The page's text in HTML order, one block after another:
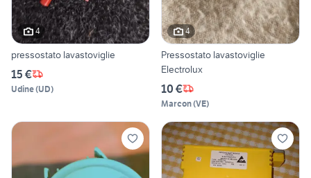
4
pressostato lavastoviglie
15 €
Udine(UD)
4
Pressostato lavastoviglie
Electrolux
10 €
Marcon(VE)